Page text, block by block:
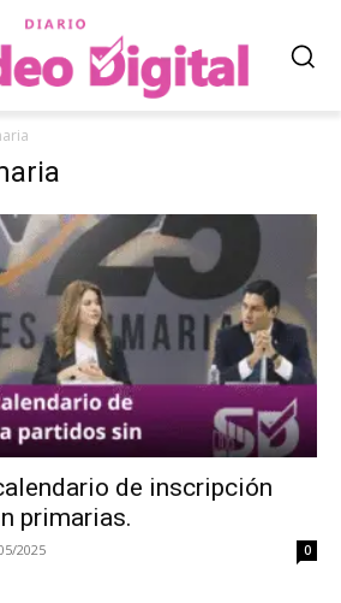
de inscripción
primarias.
2025 0